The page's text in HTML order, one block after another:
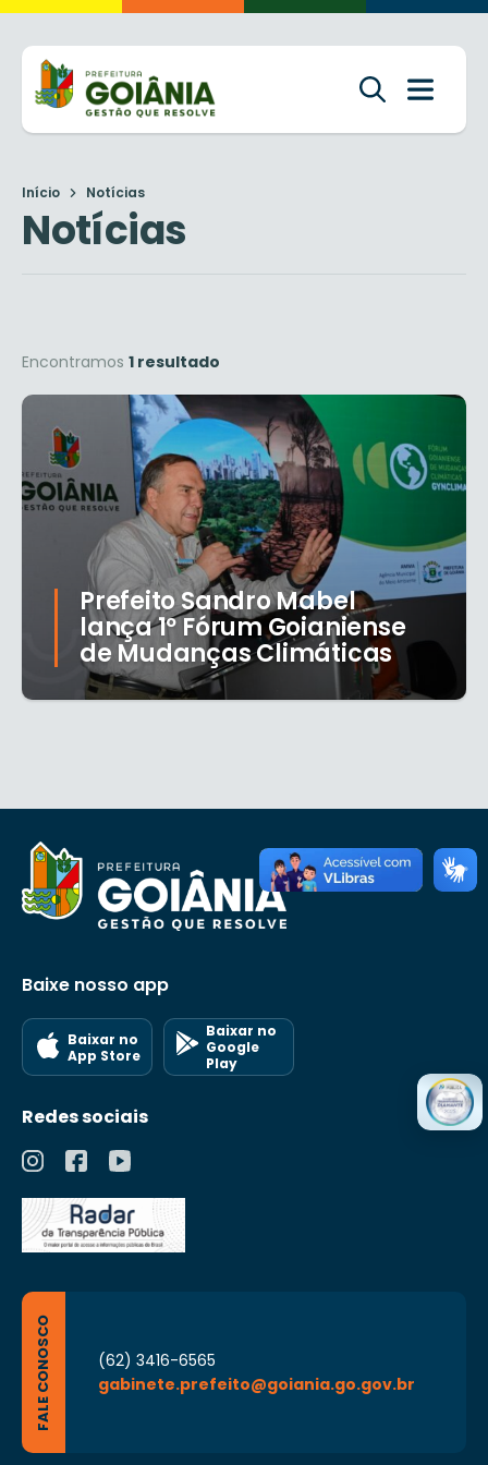
Início Notícias
Notícias
Encontramos 1 resultado
Prefeito Sandro Mabel
lança 1º Fórum Goianiense
de Mudanças Climáticas
Baixe nosso app
Baixar no
App Store
Baixar no
Google
Play
Redes sociais
FALE CONOSCO
(62) 3416-6565
gabinete.prefeito@goiania.go.gov.br